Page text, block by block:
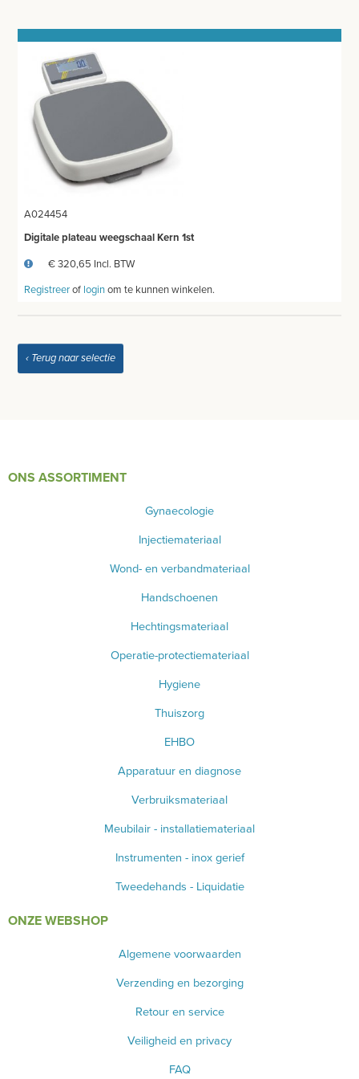
THERMOMETERS
STETHOSCOOP
BLOEDDRUKMETERS EN TOEBEHOREN
GLUCOSEMETER EN TOEBEHOREN
OTOSCOOP EN TOEBEHOREN
ZUURSTOFGENERATOR
DEFIBRILLATOR AED - ECG
SCOLIOMETER
BLOED- EN URINEONDERZOEK
VERBRUIKSMATERIAAL
MEUBILAIR - INSTALLATIEMATERIAAL
INSTRUMENTEN - INOX GERIEF
TWEEDEHANDS - LIQUIDATIE
PRODUCT NIET GEVONDEN?
A024454
Digitale plateau weegschaal Kern 1st
€ 320,65 Incl. BTW
Registreerof loginom te kunnen winkelen.
‹ Terug naar selectie
ONS ASSORTIMENT
Gynaecologie
Injectiemateriaal
Wond- en verbandmateriaal
Handschoenen
Hechtingsmateriaal
Operatie-protectiemateriaal
Hygiene
Thuiszorg
EHBO
Apparatuur en diagnose
Verbruiksmateriaal
Meubilair - installatiemateriaal
Instrumenten - inox gerief
Tweedehands - Liquidatie
ONZE WEBSHOP
Algemene voorwaarden
Verzending en bezorging
Retour en service
Veiligheid en privacy
FAQ